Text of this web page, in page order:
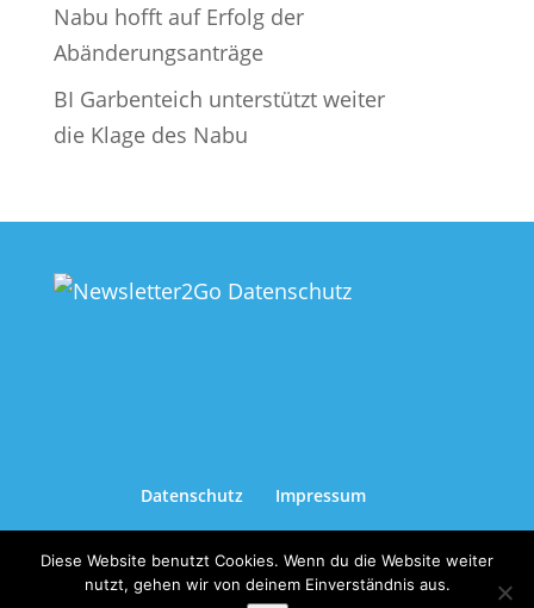
Nabu hofft auf Erfolg der
Abänderungsanträge
BI Garbenteich unterstützt weiter
die Klage des Nabu
Datenschutz Impressum
Diese Website benutzt Cookies. Wenn du die Website weiter
nutzt, gehen wir von deinem Einverständnis aus.